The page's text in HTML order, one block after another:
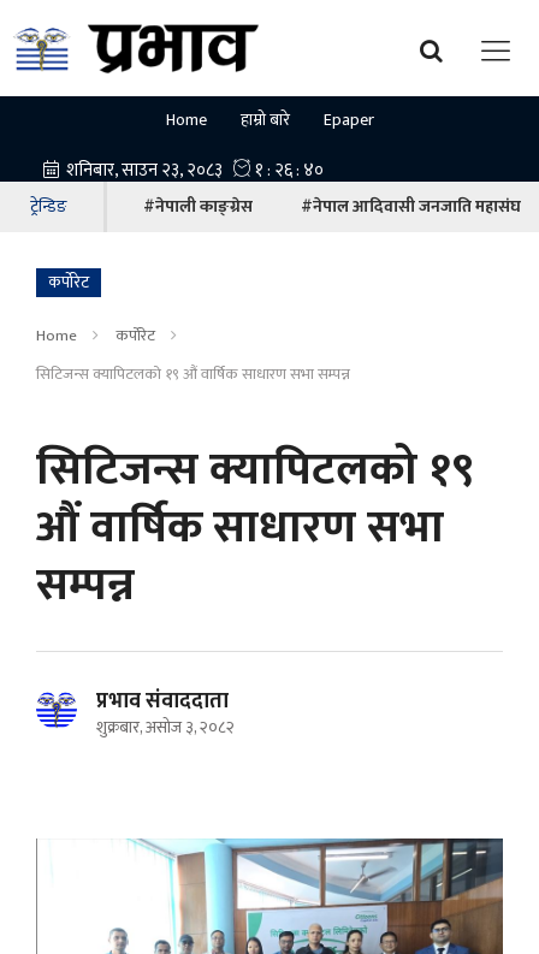
Home हाम्रो बारे Epaper
ट्रेन्डिङ #नेपाली काङ्ग्रेस #नेपाल आदिवासी जनजाति महासंघ
कर्पोरेट
Home
कर्पोरेट
सिटिजन्स क्यापिटलको १९ औं वार्षिक साधारण सभा सम्पन्न
सिटिजन्स क्यापिटलको १९
औं वार्षिक साधारण सभा
सम्पन्न
प्रभाव संवाददाता
शुक्रबार, असोज ३, २०८२